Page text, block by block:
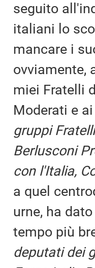
seguito
italiani lo
mancare i
ovviamente,
miei Fratelli
Moderati e
gruppi
Berlusconi
con l'Italia,
a quel
urne, ha
tempo più
deputati dei